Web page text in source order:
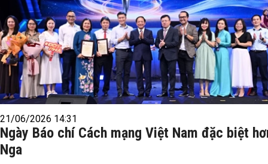
21/06/2026 14:31
Ngày Báo chí Cách mạng Việt Nam đặc biệt
Nga